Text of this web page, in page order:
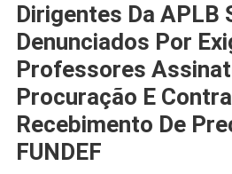
Dirigentes Da APLB
Denunciados Por
Professores
Procuração E
Recebimento De
FUNDEF